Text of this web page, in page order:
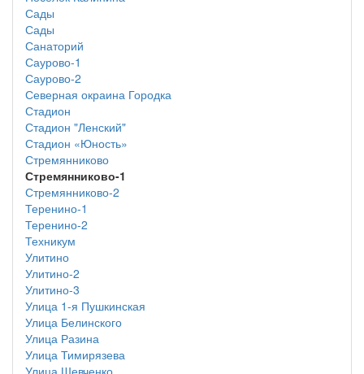
Сады
Сады
Санаторий
Саурово-1
Саурово-2
Северная окраина Городка
Стадион
Стадион "Ленский"
Стадион «Юность»
Стремянниково
Стремянниково-1
Стремянниково-2
Теренино-1
Теренино-2
Техникум
Улитино
Улитино-2
Улитино-3
Улица 1-я Пушкинская
Улица Белинского
Улица Разина
Улица Тимирязева
Улица Шевченко